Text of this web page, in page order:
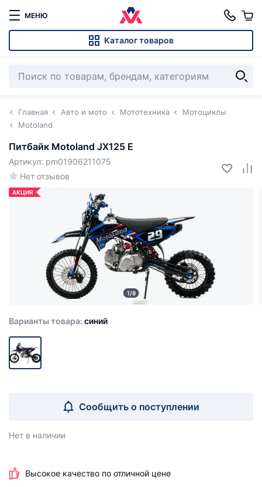
МЕНЮ
Каталог товаров
Главная Авто и мото Мототехника
Мотоциклы
Motoland
Питбайк Motoland JX125 E
Нет отзывов
Артикул: pm01906211075
АКЦИЯ
1/8
Варианты товара: синий
Сообщить о поступлении
Нет в наличии
Высокое качество по отличной цене